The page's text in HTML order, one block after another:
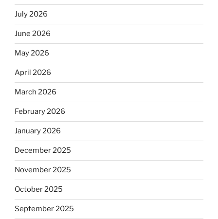
July 2026
June 2026
May 2026
April 2026
March 2026
February 2026
January 2026
December 2025
November 2025
October 2025
September 2025